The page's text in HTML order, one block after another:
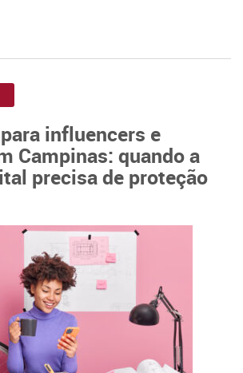
influencers e
Campinas: quando a
precisa de proteção